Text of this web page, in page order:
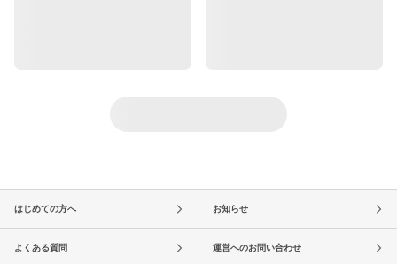
はじめての方へ お知らせ
よくある質問 運営へのお問い合わせ